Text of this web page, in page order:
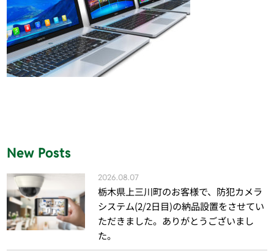
New Posts
2026.08.07
栃木県上三川町のお客様で、防犯カメラ
システム(2/2日目)の納品設置をさせてい
ただきました。ありがとうございまし
た。